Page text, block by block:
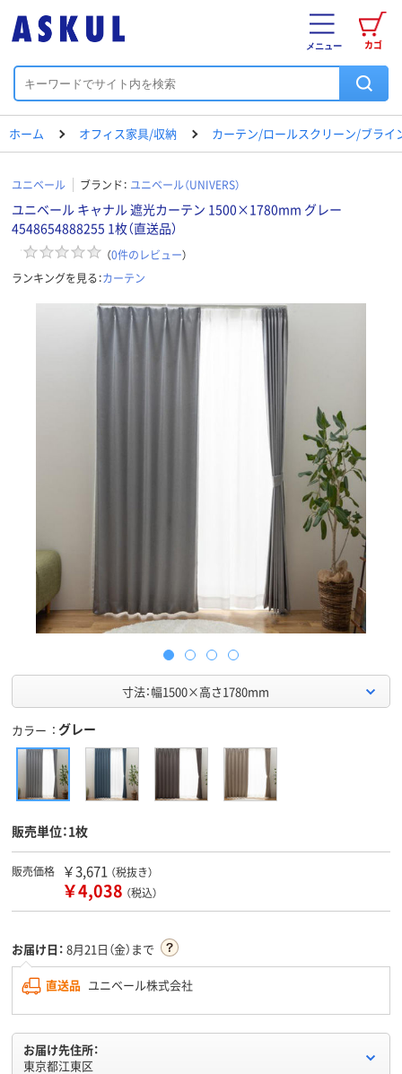
カゴ
メニュー
ホーム オフィス家具/収納 カーテン/ロールスクリーン/ブライ
ユニベール ブランド： ユニベール（UNIVERS）
ユニベール キャナル 遮光カーテン 1500×1780mm グレー
4548654888255 1枚（直送品）
（0件のレビュー）
ランキングを見る：カーテン
寸法：幅1500×高さ1780mm
カラー グレー
販売単位：1枚
販売価格 ￥3,671 （税抜き）
￥4,038 （税込）
お届け日： 8月21日（金）まで
直送品 ユニベール株式会社
お届け先住所：
東京都江東区